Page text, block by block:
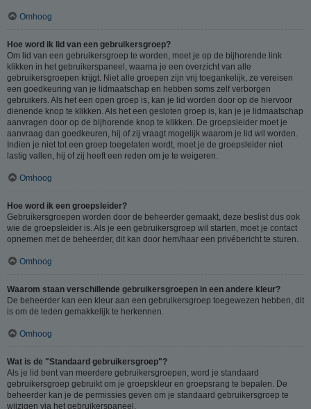
Omhoog
Hoe word ik lid van een gebruikersgroep?
Om lid van een gebruikersgroep te worden, moet je op de bijhorende link
klikken in het gebruikerspaneel, waarna je een overzicht van alle
gebruikersgroepen krijgt. Niet alle groepen zijn vrij toegankelijk, ze vereisen
een goedkeuring van je lidmaatschap en hebben soms zelf verborgen
gebruikers. Als het een open groep is, kan je lid worden door op de hiervoor
dienende knop te klikken. Als het een gesloten groep is, kan je je lidmaatschap
aanvragen door op de bijhorende knop te klikken. De groepsleider moet je
aanvraag dan goedkeuren, hij of zij vraagt mogelijk waarom je lid wil worden.
Indien je niet tot een groep toegelaten wordt, moet je de groepsleider niet
lastig vallen, hij of zij heeft een reden om je te weigeren.
Omhoog
Hoe word ik een groepsleider?
Gebruikersgroepen worden door de beheerder gemaakt, deze beslist dus ook
wie de groepsleider is. Als je een gebruikersgroep wil starten, moet je contact
opnemen met de beheerder, dit kan door hem/haar een privébericht te sturen.
Omhoog
Waarom staan verschillende gebruikersgroepen in een andere kleur?
De beheerder kan een kleur aan een gebruikersgroep toegewezen hebben, dit
is om de leden gemakkelijk te herkennen.
Omhoog
Wat is de "Standaard gebruikersgroep"?
Als je lid bent van meerdere gebruikersgroepen, word je standaard
gebruikersgroep gebruikt om je groepskleur en groepsrang te bepalen. De
beheerder kan je de permissies geven om je standaard gebruikersgroep te
wijzigen via het gebruikerspaneel.